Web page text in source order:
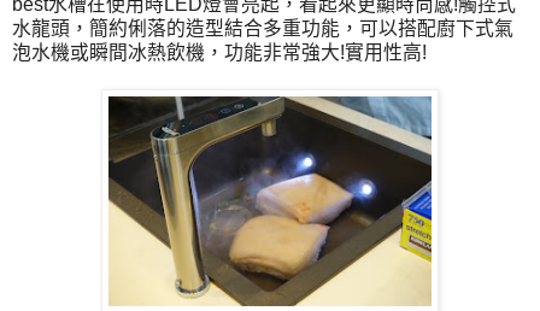
水龍頭，簡約俐落的造型結合多重功能，可以搭配廚下式氣
泡水機或瞬間冰熱飲機，功能非常強大!實用性高!